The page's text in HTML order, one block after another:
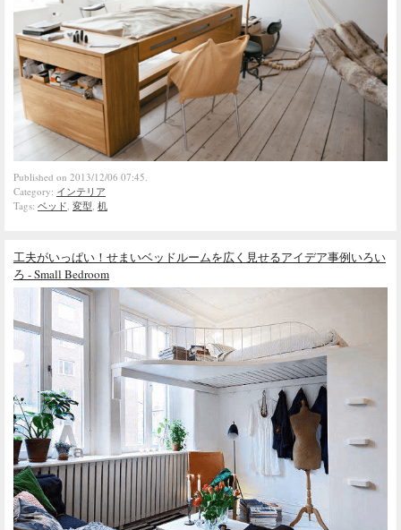
Published on 2013/12/06 07:45.
Category: インテリア
Tags: ベッド 変型 机
工夫がいっぱい！せまいベッドルームを広く見せるアイデア事例いろい
ろ - Small Bedroom